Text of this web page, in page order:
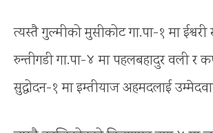
त्यस्तै गुल्मीको मुसीकोट गा.पा-१ मा ईश्वरी
रुन्तीगडी गा.पा-४ मा पहलबहादुर वली र
सुद्धोदन-१ मा इम्तीयाज अहमदलाई